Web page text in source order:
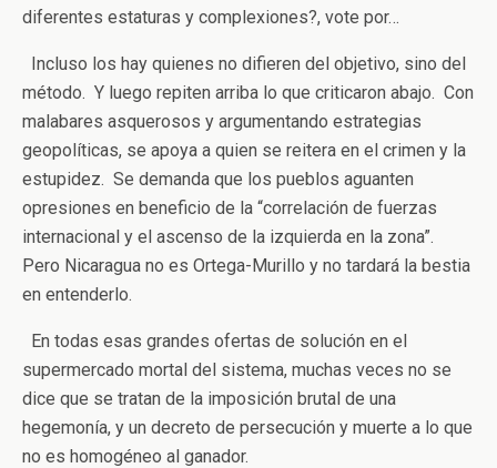
diferentes estaturas y complexiones?, vote por…
Incluso los hay quienes no difieren del objetivo, sino del
método. Y luego repiten arriba lo que criticaron abajo. Con
malabares asquerosos y argumentando estrategias
geopolíticas, se apoya a quien se reitera en el crimen y la
estupidez. Se demanda que los pueblos aguanten
opresiones en beneficio de la “correlación de fuerzas
internacional y el ascenso de la izquierda en la zona”.
Pero Nicaragua no es Ortega-Murillo y no tardará la bestia
en entenderlo.
En todas esas grandes ofertas de solución en el
supermercado mortal del sistema, muchas veces no se
dice que se tratan de la imposición brutal de una
hegemonía, y un decreto de persecución y muerte a lo que
no es homogéneo al ganador.